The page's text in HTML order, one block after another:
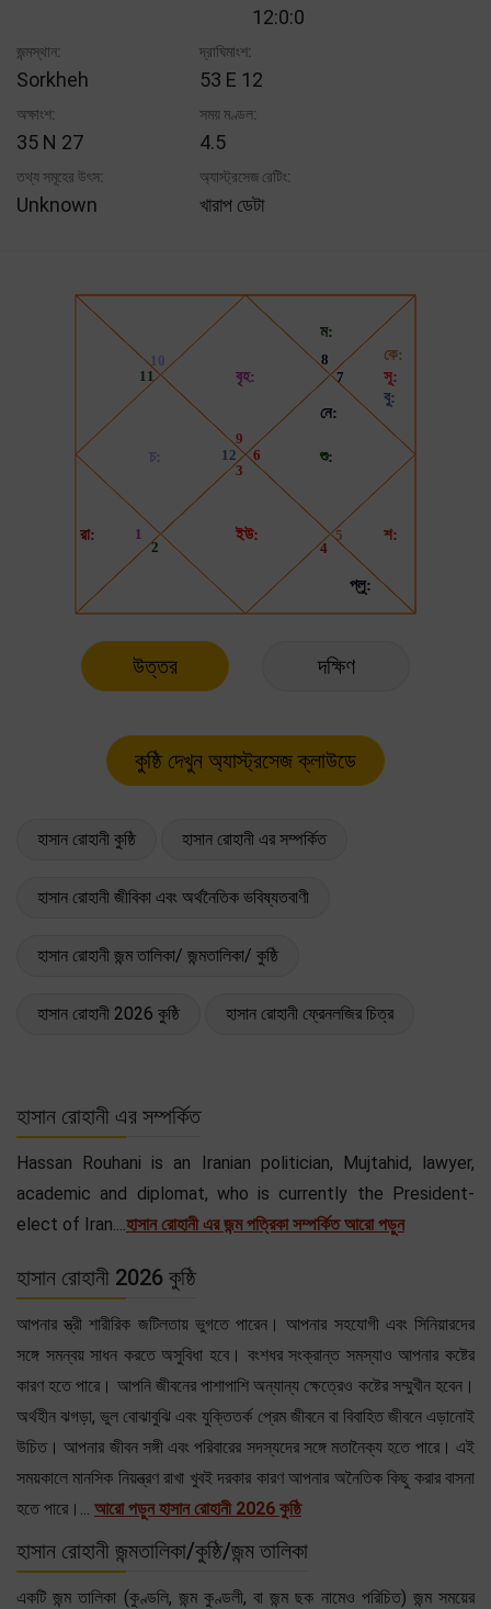
12:0:0
জন্মস্থান:
Sorkheh
দ্রাঘিমাংশ:
53 E 12
অক্ষাংশ:
35 N 27
সময় মণ্ডল:
4.5
তথ্য সমূহের উৎস:
Unknown
অ্যাস্ট্রসেজ রেটিং:
খারাপ ডেটা
উত্তর দক্ষিণ
হাসান রোহানী কুষ্ঠি হাসান রোহানী এর সম্পর্কিত
হাসান রোহানী জীবিকা এবং অর্থনৈতিক ভবিষ্যতবাণী
হাসান রোহানী জন্ম তালিকা/ জন্মতালিকা/ কুষ্ঠি
হাসান রোহানী 2026 কুষ্ঠি হাসান রোহানী ফ্রেনলজির চিত্র
হাসান রোহানী এর সম্পর্কিত
Hassan Rouhani is an Iranian politician, Mujtahid, lawyer,
academic and diplomat, who is currently the President-
elect of Iran....হাসান রোহানী এর জন্ম পত্রিকা সম্পর্কিত আরো পড়ুন
হাসান রোহানী 2026 কুষ্ঠি
আপনার স্ত্রী শারীরিক জটিলতায় ভুগতে পারেন। আপনার সহযোগী এবং সিনিয়ারদের
সঙ্গে সমন্বয় সাধন করতে অসুবিধা হবে। বংশধর সংক্রান্ত সমস্যাও আপনার কষ্টের
কারণ হতে পারে। আপনি জীবনের পাশাপাশি অন্যান্য ক্ষেত্রেও কষ্টের সম্মুখীন হবেন।
অর্থহীন ঝগড়া, ভুল বোঝাবুঝি এবং যুক্তিতর্ক প্রেম জীবনে বা বিবাহিত জীবনে এড়ানোই
উচিত। আপনার জীবন সঙ্গী এবং পরিবারের সদস্যদের সঙ্গে মতানৈক্য হতে পারে। এই
সময়কালে মানসিক নিয়ন্ত্রণ রাখা খুবই দরকার কারণ আপনার অনৈতিক কিছু করার বাসনা
হতে পারে।... আরো পড়ুন হাসান রোহানী 2026 কুষ্ঠি
হাসান রোহানী জন্মতালিকা/কুষ্ঠি/জন্ম তালিকা
একটি জন্ম তালিকা (কুণ্ডলি, জন্ম কুণ্ডলী, বা জন্ম ছক নামেও পরিচিত) জন্ম সময়ের